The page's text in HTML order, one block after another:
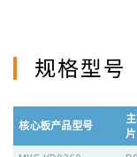
规格型号
核心板产品型号
片